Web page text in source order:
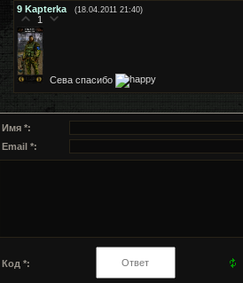
9 Kapterka (18.04.2011 21:40)
1
Сева спасибо
Имя *:
Email *:
Код *: